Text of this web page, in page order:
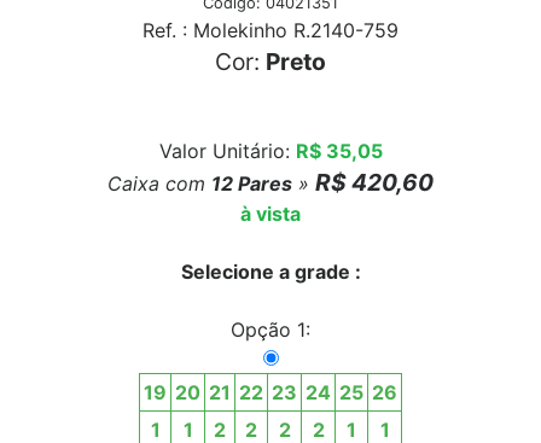
Ref. : Molekinho R.2140-759
Cor: Preto
Valor Unitário: R$ 35,05
Caixa com 12 Pares » R$ 420,60
à vista
Selecione a grade :
Opção 1:
19 20 21 22 23 24 25 26
1
1 2 2 2 2 1 1